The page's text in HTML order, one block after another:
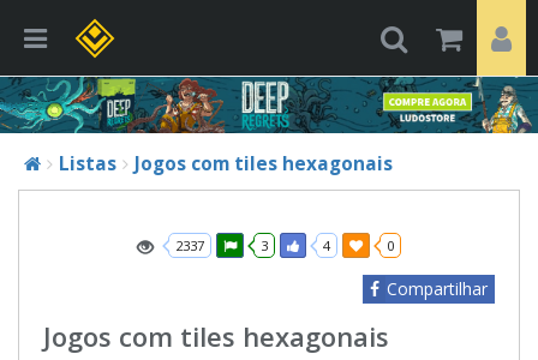
Listas Jogos com tiles hexagonais
2337 3 4 0
Compartilhar
Jogos com tiles hexagonais